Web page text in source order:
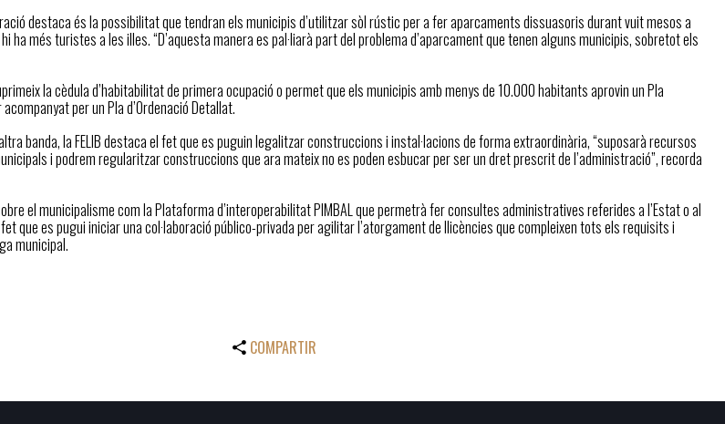
destaca és la possibilitat que tendran els municipis d’utilitzar sòl rústic per a fer aparcaments dissuasoris durant vuit mesos a
ha més turistes a les illes. “D’aquesta manera es pal·liarà part del problema d’aparcament que tenen alguns municipis, sobretot els
la cèdula d’habitabilitat de primera ocupació o permet que els municipis amb menys de 10.000 habitants aprovin un Pla
per un Pla d’Ordenació Detallat.
banda, la FELIB destaca el fet que es puguin legalitzar construccions i instal·lacions de forma extraordinària, “suposarà recursos
i podrem regularitzar construccions que ara mateix no es poden esbucar per ser un dret prescrit de l’administració”, recorda
el municipalisme com la Plataforma d’interoperabilitat PIMBAL que permetrà fer consultes administratives referides a l’Estat o al
fet que es pugui iniciar una col·laboració público-privada per agilitar l’atorgament de llicències que compleixen tots els requisits i
municipal.
COMPARTIR